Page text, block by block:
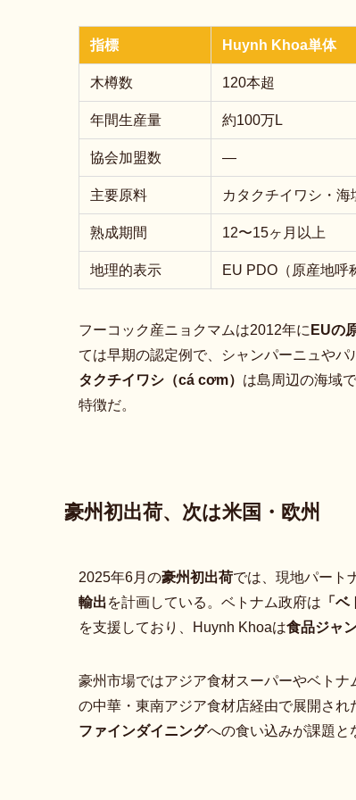
指標 Huynh Khoa単体
木樽数 120本超
年間生産量 約100万L
協会加盟数 —
主要原料 カタクチイワシ・海
熟成期間 12〜15ヶ月以上
地理的表示 EU PDO（原産地呼
フーコック産ニョクマムは2012年に EUの
ては早期の認定例で、シャンパーニュや
タクチイワシ（cá cơm） は島周辺の海域
特徴だ。
豪州初出荷、次は米国・欧州
2025年6月の豪州初出荷では、現地パート
輸出を計画している。ベトナム政府は 「
を支援しており、Huynh Khoaは食品ジャ
豪州市場ではアジア食材スーパーやベト
の中華・東南アジア食材店経由で展開さ
ファインダイニングへの食い込みが課題と